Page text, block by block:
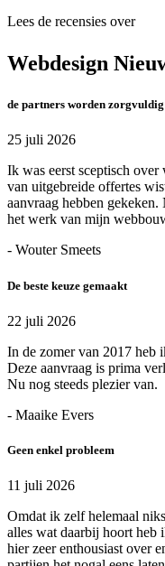
Lees de recensies over
Webdesign
de partners worden
25 juli 2026
Ik was eerst sceptisch over
van uitgebreide offertes
aanvraag hebben
het werk van mijn
- Wouter Smeets
De beste keuze gemaakt
22 juli 2026
In de zomer van 2017 heb
Deze aanvraag is prima
Nu nog steeds plezier van.
- Maaike Evers
Geen enkel probleem
11 juli 2026
Omdat ik zelf helemaal
alles wat daarbij hoort heb
hier zeer enthousiast over